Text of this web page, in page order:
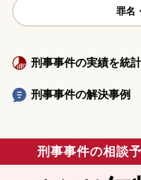
罪名
刑事事件の実績を統
刑事事件の解決事例
刑事事件の相談